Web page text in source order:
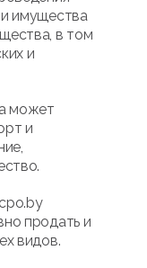
имущества
в том
и
может
и
продать и
видов.